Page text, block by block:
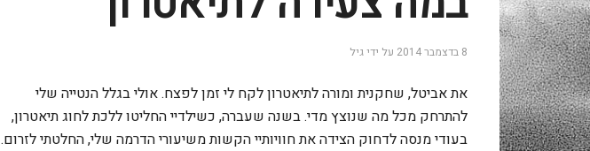
8 בדצמבר 2014 על ידיגיל
את אביטל, שחקנית ומורה לתיאטרון לקח לי זמן לפצח. אולי בגלל הנטייה שלי
להתרחק מכל מה שנוצץ מדי. בשנה שעברה, כשילדיי החליטו ללכת לחוג תיאטרון,
בעודי מנסה לדחוק הצידה את חוויותיי הקשות משיעורי הדרמה שלי, החלטתי לזרום.